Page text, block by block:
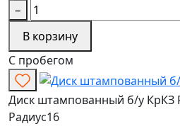
−
В корзину
С пробегом
Диск штампованный б/у КрКЗ
Радиус16